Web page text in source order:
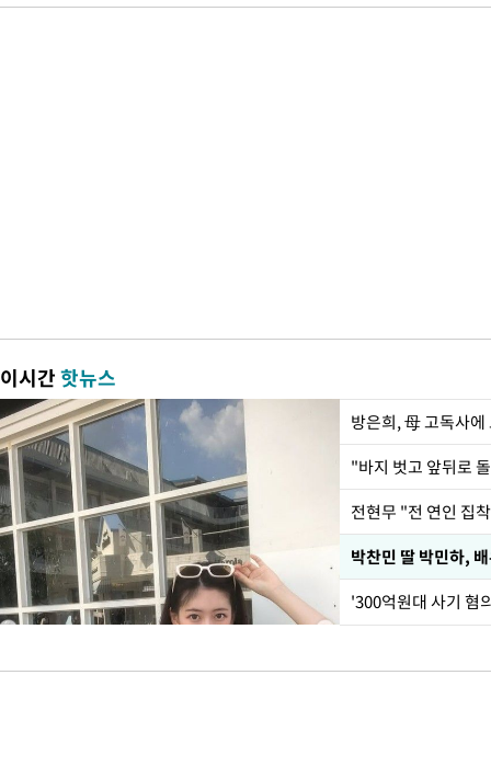
이시간핫뉴스
방은희, 母 고독사
전현무 "전 연인 집
'300억원대 사기 혐